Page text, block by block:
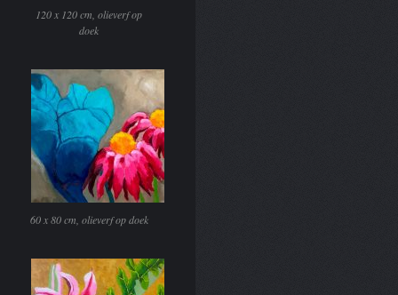
120 x 120 cm, olieverf op
doek
60 x 80 cm, olieverf op doek